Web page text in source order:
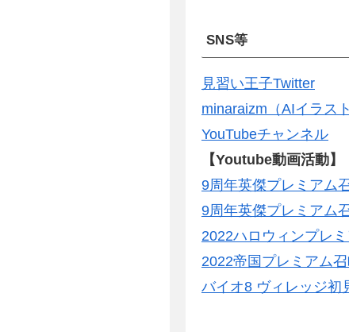
SNS等
見習い王子Twitter
minaraizm（AIイラスト
YouTubeチャンネル
【Youtube動画活動】
9周年英傑プレミアム
9周年英傑プレミアム
2022ハロウィンプレ
2022帝国プレミアム
バイオ8 ヴィレッジ初